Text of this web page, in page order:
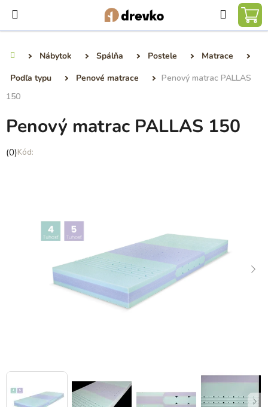
obsah
Hľadať
Nábytok Spálňa Postele
Matrace
Podľa typu
Penové matrace
Penový matrac PALLAS
150
Penový matrac PALLAS 150
Priemerné
hviezdičiek.
(0)